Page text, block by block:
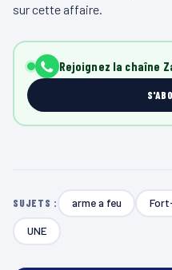
sur cette affaire.
Rejoignez la chaîne
SUJETS : arme a feu
UNE